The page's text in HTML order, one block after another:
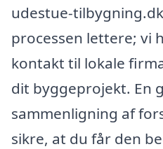
udestue-
processen lettere; vi
kontakt til lokale
dit byggeprojekt. En
sammenligning af
sikre, at du får den